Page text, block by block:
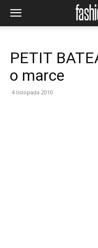
PETIT
o marce
4 listopada 2010